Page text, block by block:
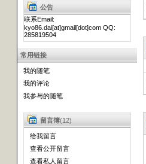
公告
联系Email:
kyo86.dai[at]gmail[dot]com QQ:
285819504
常用链接
我的随笔
我的评论
我参与的随笔
留言簿(12)
给我留言
查看公开留言
查看私人留言